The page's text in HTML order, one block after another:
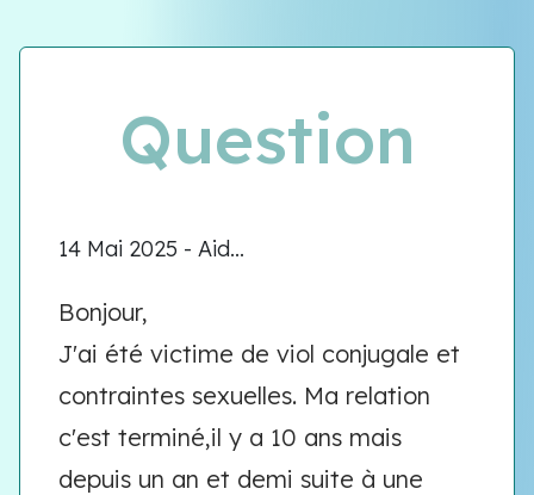
Question
14 Mai 2025 - Aid...
Bonjour,
J'ai été victime de viol conjugale et
contraintes sexuelles. Ma relation
c'est terminé,il y a 10 ans mais
depuis un an et demi suite à une